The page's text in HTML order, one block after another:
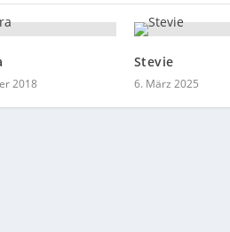
2018
Stevie
6. März 2025